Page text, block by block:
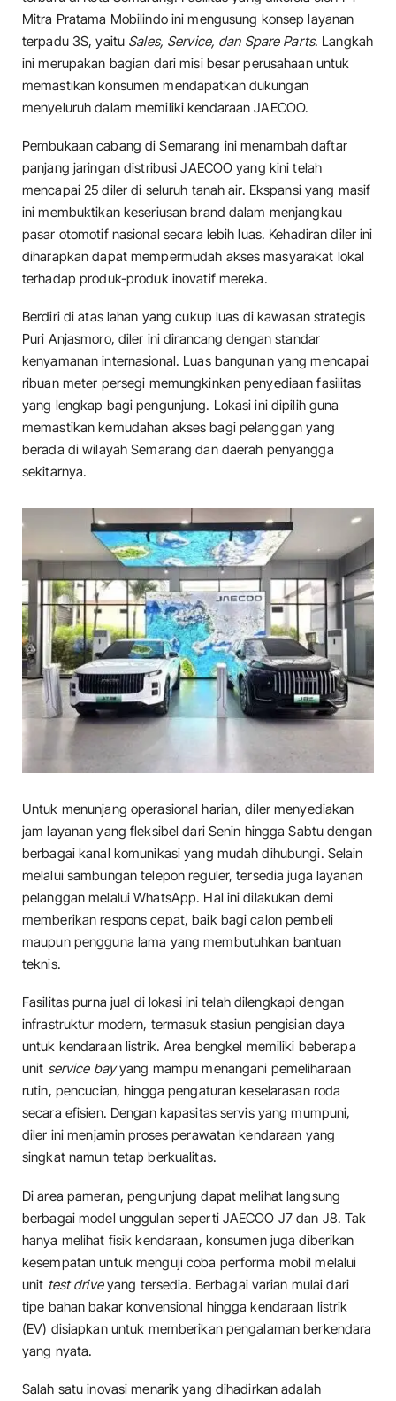
Mitra Pratama Mobilindo ini mengusung konsep layanan
terpadu 3S, yaitu Sales, Service, dan Spare Parts. Langkah
ini merupakan bagian dari misi besar perusahaan untuk
memastikan konsumen mendapatkan dukungan
menyeluruh dalam memiliki kendaraan JAECOO.
Pembukaan cabang di Semarang ini menambah daftar
panjang jaringan distribusi JAECOO yang kini telah
mencapai 25 diler di seluruh tanah air. Ekspansi yang masif
ini membuktikan keseriusan brand dalam menjangkau
pasar otomotif nasional secara lebih luas. Kehadiran diler ini
diharapkan dapat mempermudah akses masyarakat lokal
terhadap produk-produk inovatif mereka.
Berdiri di atas lahan yang cukup luas di kawasan strategis
Puri Anjasmoro, diler ini dirancang dengan standar
kenyamanan internasional. Luas bangunan yang mencapai
ribuan meter persegi memungkinkan penyediaan fasilitas
yang lengkap bagi pengunjung. Lokasi ini dipilih guna
memastikan kemudahan akses bagi pelanggan yang
berada di wilayah Semarang dan daerah penyangga
sekitarnya.
Untuk menunjang operasional harian, diler menyediakan
jam layanan yang fleksibel dari Senin hingga Sabtu dengan
berbagai kanal komunikasi yang mudah dihubungi. Selain
melalui sambungan telepon reguler, tersedia juga layanan
pelanggan melalui WhatsApp. Hal ini dilakukan demi
memberikan respons cepat, baik bagi calon pembeli
maupun pengguna lama yang membutuhkan bantuan
teknis.
Fasilitas purna jual di lokasi ini telah dilengkapi dengan
infrastruktur modern, termasuk stasiun pengisian daya
untuk kendaraan listrik. Area bengkel memiliki beberapa
unit service bayyang mampu menangani pemeliharaan
rutin, pencucian, hingga pengaturan keselarasan roda
secara efisien. Dengan kapasitas servis yang mumpuni,
diler ini menjamin proses perawatan kendaraan yang
singkat namun tetap berkualitas.
Di area pameran, pengunjung dapat melihat langsung
berbagai model unggulan seperti JAECOO J7 dan J8. Tak
hanya melihat fisik kendaraan, konsumen juga diberikan
kesempatan untuk menguji coba performa mobil melalui
unit test driveyang tersedia. Berbagai varian mulai dari
tipe bahan bakar konvensional hingga kendaraan listrik
(EV) disiapkan untuk memberikan pengalaman berkendara
yang nyata.
Salah satu inovasi menarik yang dihadirkan adalah